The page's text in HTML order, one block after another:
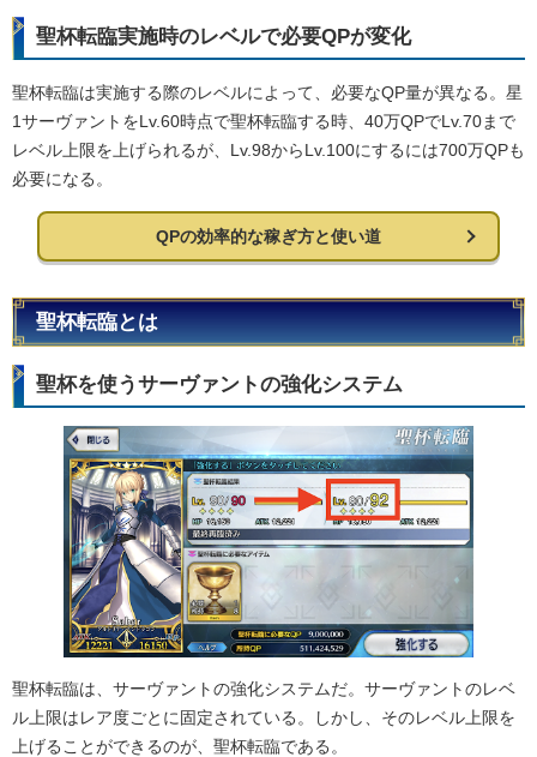
聖杯転臨実施時のレベルで必要QPが変化
聖杯転臨は実施する際のレベルによって、必要なQP量が異なる。星
1サーヴァントをLv.60時点で聖杯転臨する時、40万QPでLv.70まで
レベル上限を上げられるが、Lv.98からLv.100にするには700万QPも
必要になる。
QPの効率的な稼ぎ方と使い道
聖杯転臨とは
聖杯を使うサーヴァントの強化システム
聖杯転臨は、サーヴァントの強化システムだ。サーヴァントのレベ
ル上限はレア度ごとに固定されている。しかし、そのレベル上限を
上げることができるのが、聖杯転臨である。